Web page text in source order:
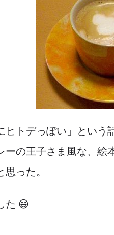
ヒトデっぽい」とい
ーの王子さま風な、
った。
た 😄